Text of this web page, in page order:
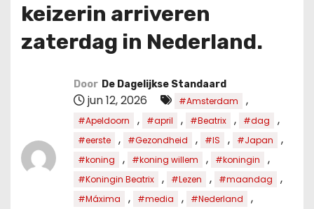
keizerin arriveren
zaterdag in Nederland.
Door De Dagelijkse Standaard
jun 12, 2026 #Amsterdam ,
#Apeldoorn , #april , #Beatrix , #dag ,
#eerste , #Gezondheid , #IS , #Japan ,
#koning , #koning willem , #koningin ,
#Koningin Beatrix , #Lezen , #maandag ,
#Máxima , #media , #Nederland ,